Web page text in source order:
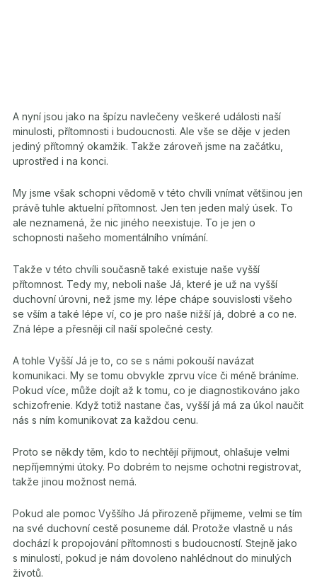
A nyní jsou jako na špízu navlečeny veškeré události naší
minulosti, přítomnosti i budoucnosti. Ale vše se děje v jeden
jediný přítomný okamžik. Takže zároveň jsme na začátku,
uprostřed i na konci.
My jsme však schopni vědomě v této chvíli vnímat většinou jen
právě tuhle aktuelní přítomnost. Jen ten jeden malý úsek. To
ale neznamená, že nic jiného neexistuje. To je jen o
schopnosti našeho momentálního vnímání.
Takže v této chvíli současně také existuje naše vyšší
přítomnost. Tedy my, neboli naše Já, které je už na vyšší
duchovní úrovni, než jsme my. lépe chápe souvislosti všeho
se vším a také lépe ví, co je pro naše nižší já, dobré a co ne.
Zná lépe a přesněji cíl naší společné cesty.
A tohle Vyšší Já je to, co se s námi pokouší navázat
komunikaci. My se tomu obvykle zprvu více či méně bráníme.
Pokud více, může dojít až k tomu, co je diagnostikováno jako
schizofrenie. Když totiž nastane čas, vyšší já má za úkol naučit
nás s ním komunikovat za každou cenu.
Proto se někdy těm, kdo to nechtějí přijmout, ohlašuje velmi
nepříjemnými útoky. Po dobrém to nejsme ochotni registrovat,
takže jinou možnost nemá.
Pokud ale pomoc Vyššího Já přirozeně přijmeme, velmi se tím
na své duchovní cestě posuneme dál. Protože vlastně u nás
dochází k propojování přítomnosti s budoucností. Stejně jako
s minulostí, pokud je nám dovoleno nahlédnout do minulých
životů.